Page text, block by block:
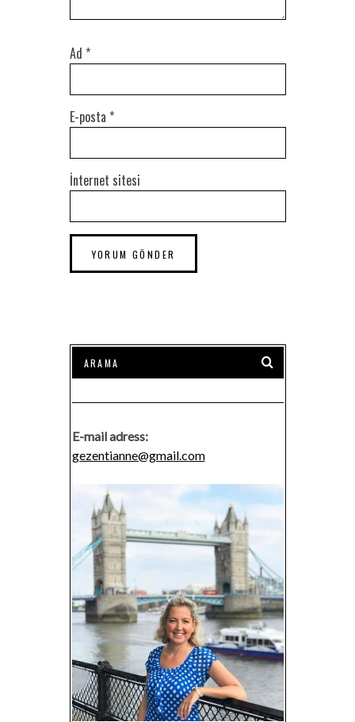
Ad *
E-posta *
İnternet sitesi
E-mail adress:
gezentianne@gmail.com